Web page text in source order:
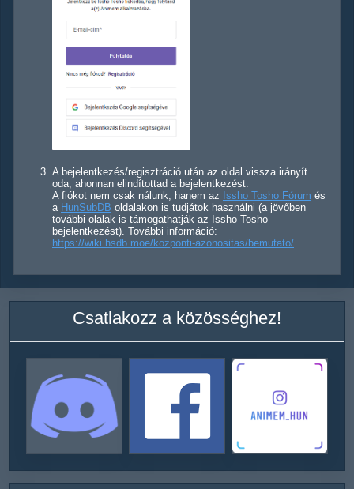
A bejelentkezés/regisztráció után az oldal vissza irányít
oda, ahonnan elindítottad a bejelentkezést.
A fiókot nem csak nálunk, hanem az Issho Tosho Fórum és
a HunSubDB oldalakon is tudjátok használni (a jövőben
további olalak is támogathatják az Issho Tosho
bejelentkezést). További információ:
https://wiki.hsdb.moe/kozponti-azonositas/bemutato/
Csatlakozz a közösséghez!